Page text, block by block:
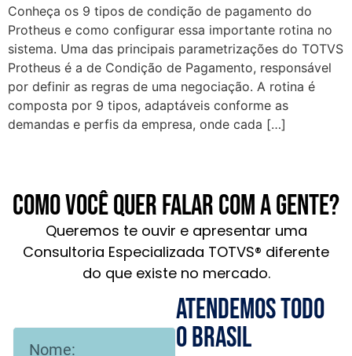
Conheça os 9 tipos de condição de pagamento do
Protheus e como configurar essa importante rotina no
sistema. Uma das principais parametrizações do TOTVS
Protheus é a de Condição de Pagamento, responsável
por definir as regras de uma negociação. A rotina é
composta por 9 tipos, adaptáveis conforme as
demandas e perfis da empresa, onde cada […]
Como você quer falar com a gente?
Queremos te ouvir e apresentar uma
Consultoria Especializada TOTVS® diferente
do que existe no mercado.
Atendemos todo
o brasil